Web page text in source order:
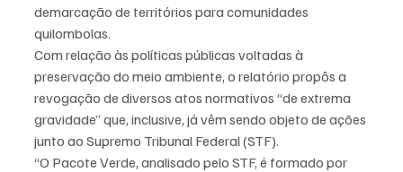
demarcação de territórios para comunidades
quilombolas.
Com relação às políticas públicas voltadas à
preservação do meio ambiente, o relatório propôs a
revogação de diversos atos normativos “de extrema
gravidade” que, inclusive, já vêm sendo objeto de ações
junto ao Supremo Tribunal Federal (STF).
“O Pacote Verde, analisado pelo STF, é formado por